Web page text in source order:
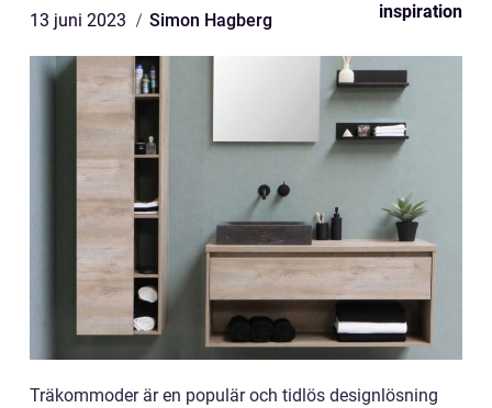
13 juni 2023 Simon Hagberg inspiration
Träkommoder är en populär och tidlös designlösning